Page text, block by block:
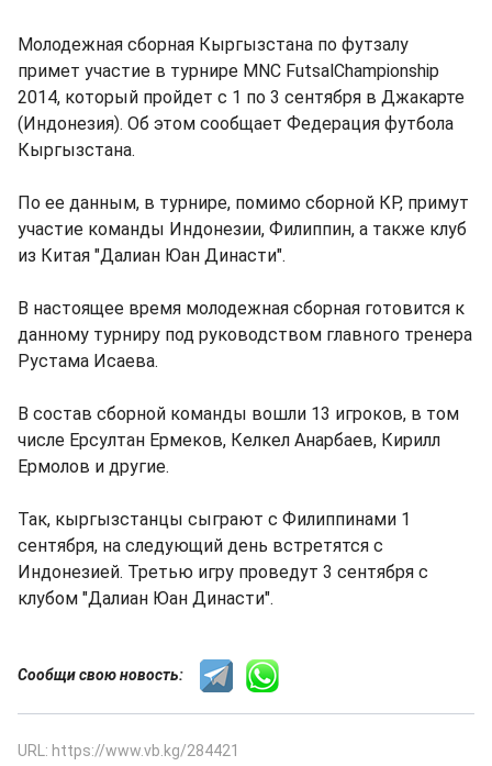
Молодежная сборная Кыргызстана по футзалу
примет участие в турнире MNC FutsalChampionship
2014, который пройдет с 1 по 3 сентября в Джакарте
(Индонезия). Об этом сообщает Федерация футбола
Кыргызстана.
По ее данным, в турнире, помимо сборной КР, примут
участие команды Индонезии, Филиппин, а также клуб
из Китая "Далиан Юан Династи".
В настоящее время молодежная сборная готовится к
данному турниру под руководством главного тренера
Рустама Исаева.
В состав сборной команды вошли 13 игроков, в том
числе Ерсултан Ермеков, Келкел Анарбаев, Кирилл
Ермолов и другие.
Так, кыргызстанцы сыграют с Филиппинами 1
сентября, на следующий день встретятся с
Индонезией. Третью игру проведут 3 сентября с
клубом "Далиан Юан Династи".
Сообщи свою новость:
URL: https://www.vb.kg/284421